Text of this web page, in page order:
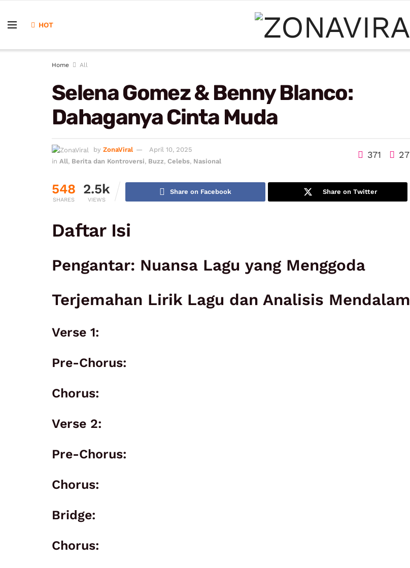
HOT
Home All
Selena Gomez & Benny Blanco:
Dahaganya Cinta Muda
by ZonaViral
April 10, 2025
in All, Berita dan Kontroversi, Buzz, Celebs, Nasional
371 27
548
SHARES
2.5k
VIEWS
Share on Facebook Share on Twitter
Daftar Isi
Pengantar: Nuansa Lagu yang Menggoda
Terjemahan Lirik Lagu dan Analisis Mendalam
Verse 1:
Pre-Chorus:
Chorus:
Verse 2:
Pre-Chorus:
Chorus:
Bridge:
Chorus: